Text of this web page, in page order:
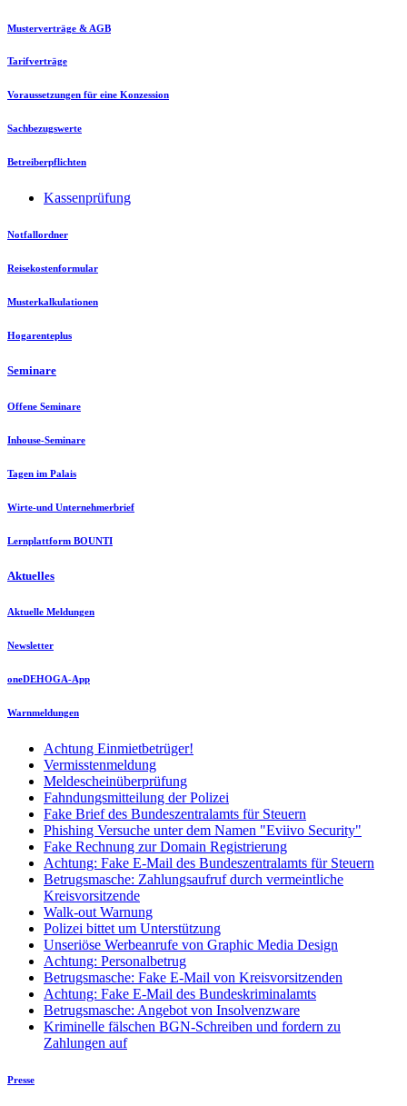
Musterverträge & AGB
Tarifverträge
Voraussetzungen für eine Konzession
Sachbezugswerte
Betreiberpflichten
Kassenprüfung
Notfallordner
Reisekostenformular
Musterkalkulationen
Hogarenteplus
Seminare
Offene Seminare
Inhouse-Seminare
Tagen im Palais
Wirte-und Unternehmerbrief
Lernplattform BOUNTI
Aktuelles
Aktuelle Meldungen
Newsletter
oneDEHOGA-App
Warnmeldungen
Achtung Einmietbetrüger!
Vermisstenmeldung
Meldescheinüberprüfung
Fahndungsmitteilung der Polizei
Fake Brief des Bundeszentralamts für Steuern
Phishing Versuche unter dem Namen "Eviivo Security"
Fake Rechnung zur Domain Registrierung
Achtung: Fake E-Mail des Bundeszentralamts für Steuern
Betrugsmasche: Zahlungsaufruf durch vermeintliche
Kreisvorsitzende
Walk-out Warnung
Polizei bittet um Unterstützung
Unseriöse Werbeanrufe von Graphic Media Design
Achtung: Personalbetrug
Betrugsmasche: Fake E-Mail von Kreisvorsitzenden
Achtung: Fake E-Mail des Bundeskriminalamts
Betrugsmasche: Angebot von Insolvenzware
Kriminelle fälschen BGN-Schreiben und fordern zu
Zahlungen auf
Presse